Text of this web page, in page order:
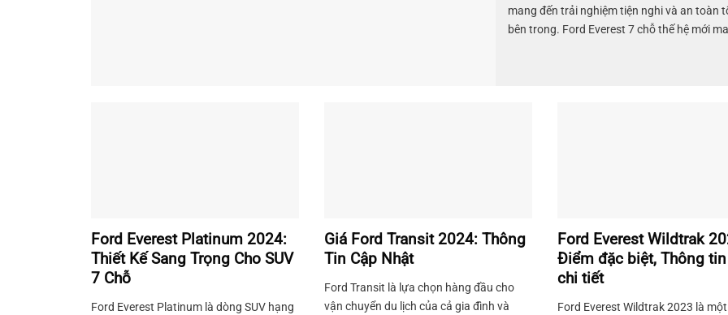
mang đến trải nghiệm tiện nghi và an toàn
bên trong. Ford Everest 7 chỗ thế hệ mới
Ford Everest Platinum 2024:
Thiết Kế Sang Trọng Cho SUV
7 Chỗ
Ford Everest Platinum là dòng SUV hạng
Giá Ford Transit 2024: Thông
Tin Cập Nhật
Ford Transit là lựa chọn hàng đầu cho
vận chuyển du lịch của cả gia đình và
Ford Everest Wildtrak
Điểm đặc biệt, Thông
chi tiết
Ford Everest Wildtrak 2023 là